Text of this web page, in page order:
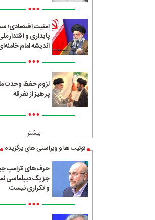
•••
امنیت اقتصادی؛
پایداری و اقتدار
اندیشه امام
•••
لزوم حفظ وحدت
پرهیز از تفرقه
•••
بیشتر
توئیت ها و ویراستی های برگزیده
حرف‌های ترامپ
جز یک دیپلماسی
و تکراری نیست
•••